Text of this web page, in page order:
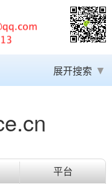
展开搜索
平台